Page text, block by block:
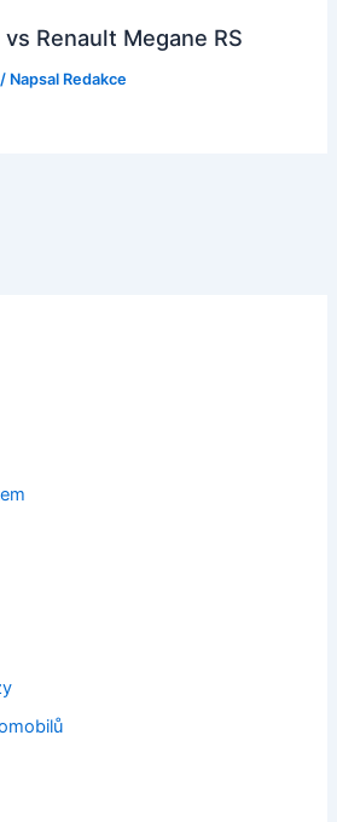
vs Renault Megane RS
/ Napsal Redakce